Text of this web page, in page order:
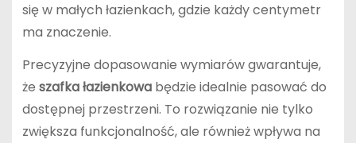
się w małych łazienkach, gdzie każdy centymetr
ma znaczenie.
Precyzyjne dopasowanie wymiarów gwarantuje,
że szafka łazienkowabędzie idealnie pasować do
dostępnej przestrzeni. To rozwiązanie nie tylko
zwiększa funkcjonalność, ale również wpływa na